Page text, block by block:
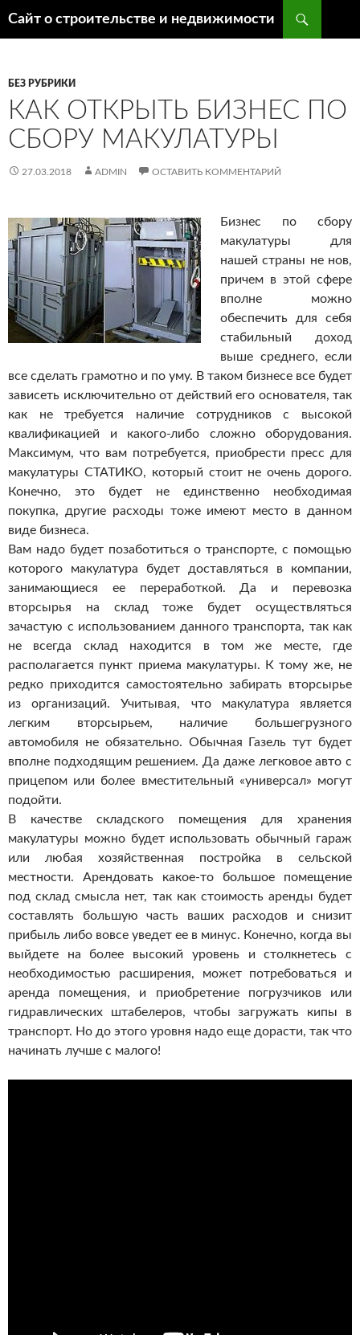
Сайт о строительстве и недвижимости
БЕЗ РУБРИКИ
КАК ОТКРЫТЬ БИЗНЕС ПО
СБОРУ МАКУЛАТУРЫ
27.03.2018 ADMIN ОСТАВИТЬ КОММЕНТАРИЙ
Бизнес по сбору
макулатуры для
нашей страны не нов,
причем в этой сфере
вполне можно
обеспечить для себя
стабильный доход
выше среднего, если
все сделать грамотно и по уму. В таком бизнесе все будет
зависеть исключительно от действий его основателя, так
как не требуется наличие сотрудников с высокой
квалификацией и какого-либо сложно оборудования.
Максимум, что вам потребуется, приобрести пресс для
макулатуры СТАТИКО, который стоит не очень дорого.
Конечно, это будет не единственно необходимая
покупка, другие расходы тоже имеют место в данном
виде бизнеса.
Вам надо будет позаботиться о транспорте, с помощью
которого макулатура будет доставляться в компании,
занимающиеся ее переработкой. Да и перевозка
вторсырья на склад тоже будет осуществляться
зачастую с использованием данного транспорта, так как
не всегда склад находится в том же месте, где
располагается пункт приема макулатуры. К тому же, не
редко приходится самостоятельно забирать вторсырье
из организаций. Учитывая, что макулатура является
легким вторсырьем, наличие большегрузного
автомобиля не обязательно. Обычная Газель тут будет
вполне подходящим решением. Да даже легковое авто с
прицепом или более вместительный «универсал» могут
подойти.
В качестве складского помещения для хранения
макулатуры можно будет использовать обычный гараж
или любая хозяйственная постройка в сельской
местности. Арендовать какое-то большое помещение
под склад смысла нет, так как стоимость аренды будет
составлять большую часть ваших расходов и снизит
прибыль либо вовсе уведет ее в минус. Конечно, когда вы
выйдете на более высокий уровень и столкнетесь с
необходимостью расширения, может потребоваться и
аренда помещения, и приобретение погрузчиков или
гидравлических штабелеров, чтобы загружать кипы в
транспорт. Но до этого уровня надо еще дорасти, так что
начинать лучше с малого!